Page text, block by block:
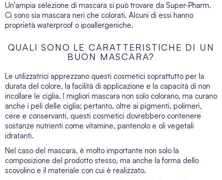
Un'ampia selezione di mascara si può trovare da Super-Pharm.
Ci sono sia mascara neri che colorati. Alcuni di essi hanno
proprietà waterproof o ipoallergeniche.
QUALI SONO LE CARATTERISTICHE DI UN
BUON MASCARA?
Le utilizzatrici apprezzano questi cosmetici soprattutto per la
durata del colore, la facilità di applicazione e la capacità di non
incollare le ciglia. I migliori mascara non solo colorano, ma curano
anche i peli delle ciglia; pertanto, oltre ai pigmenti, polimeri,
cere e conservanti, questi cosmetici dovrebbero contenere
sostanze nutrienti come vitamine, pantenolo e oli vegetali
idratanti.
Nel caso del mascara, è molto importante non solo la
composizione del prodotto stesso, ma anche la forma dello
scovolino e il materiale con cui è realizzato.